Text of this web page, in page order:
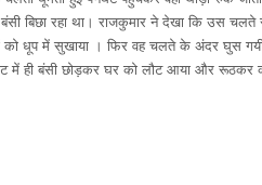
बिछा रहा था। राजकुमार ने देखा कि उस
को धूप में सुखाया । फिर वह चलते के अंदर घुस
में ही बंसी छोड़कर घर को लौट आया और रूठकर